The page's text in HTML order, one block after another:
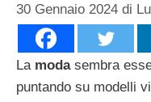
30 Gennaio 2024 di
La modasembra
puntando su modelli